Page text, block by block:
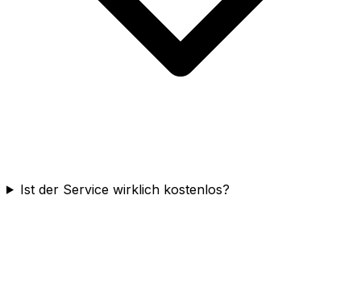
Ist der Service wirklich kostenlos?